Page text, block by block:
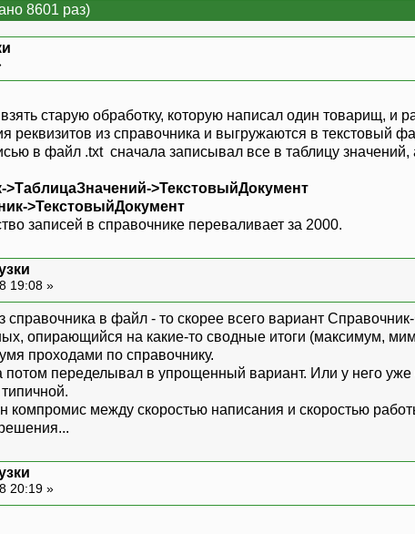
8601 раз)
старую обработку, которую написал один товарищ, и
реквизитов из справочника и выгружаются в текстовый
в файл .txt сначала записывал все в таблицу
>ТаблицаЗначений->ТекстовыйДокумент
>ТекстовыйДокумент
записей в справочнике переваливает за 2000.
19:08 »
справочника в файл - то скорее всего вариант
опирающийся на какие-то сводные итоги (максимум,
проходами по справочнику.
потом переделывал в упрощенный вариант. Или у него
компромис между скоростью написания и скоростью
20:19 »